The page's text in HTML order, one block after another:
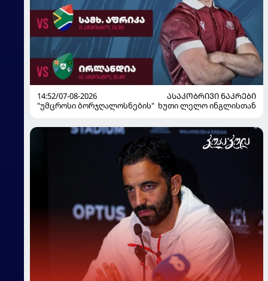
14:52/07-08-2026
ᲐᲡᲐᲙᲝᲑᲠᲘᲕᲘ ᲜᲐᲙᲠᲔᲑᲘ
"უმცროსი ბორჯღალოსნების" ხუთი ლელო ინგლისთან